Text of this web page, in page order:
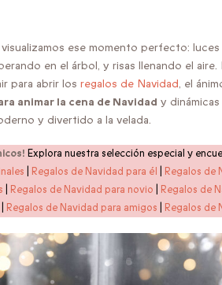
ese momento perfecto: luces
en el árbol, y risas llenando el aire.
para abrir los regalos de Navidad, el
animar la cena de Navidad y
y divertido a la velada.
Explora nuestra selección especial y
Regalos de Navidad para él Regalos de
Regalos de Navidad para novio Regalos de
Regalos de Navidad para amigos Regalos de